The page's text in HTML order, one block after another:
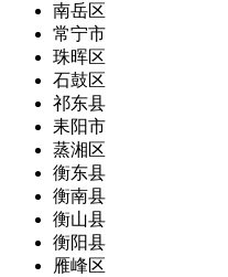
南岳区
常宁市
珠晖区
石鼓区
祁东县
耒阳市
蒸湘区
衡东县
衡南县
衡山县
衡阳县
雁峰区